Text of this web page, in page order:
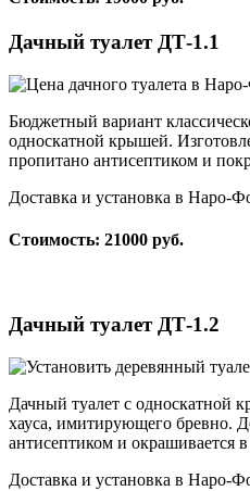
Дачный туалет ДТ-1.1
Бюджетный вариант
односкатной крышей.
пропитано антисептиком и
Доставка и установка в Наро-
Стоимость: 21000 руб.
Дачный туалет ДТ-1.2
Дачный туалет с односкатной
хауса, имитирующего бревно.
антисептиком и окрашивается в
Доставка и установка в Наро-